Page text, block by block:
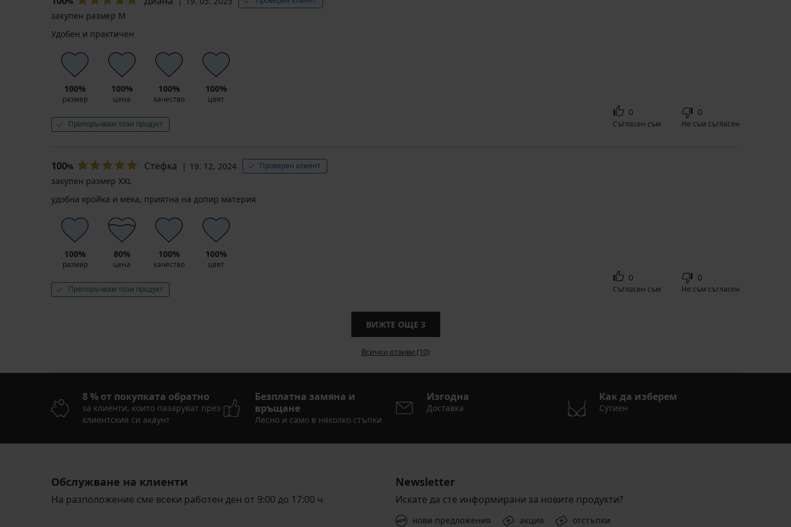
закупен размер M
Удобен и практичен
100%
размер
100%
цена
100%
качество
100%
цвят
Препоръчвам този продукт
0
Съгласен съм
0
Не съм съгласен
100% Стефка 19. 12. 2024 Проверен клиент
закупен размер XXL
удобна кройка и мека, приятна на допир материя
100%
размер
80%
цена
100%
качество
100%
цвят
Препоръчвам този продукт
0
Съгласен съм
0
Не съм съгласен
ВИЖТЕ ОЩЕ 3
Всички отзиви (10)
8 % от покупката обратно
за клиенти, които пазаруват през
клиентския си акаунт
Безплатна замяна и
връщане
Лесно и само в няколко стъпки
Изгодна
Доставка
Как да изберем
Сутиен
Обслужване на клиенти
На разположение сме всеки работен ден от 9:00 до 17:00 ч
Newsletter
Искате да сте информирани за новите продукти?
нови предложения акция отстъпки